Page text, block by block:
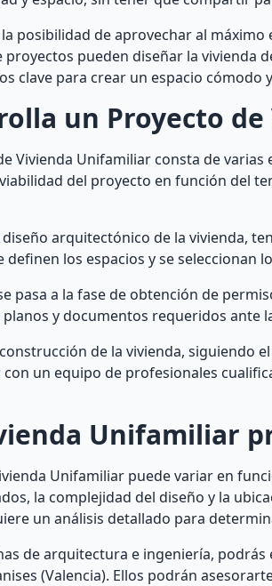
posibilidad de aprovechar al
proyectos pueden diseñar la vivienda
clave para crear un espacio cómodo
un Proyecto
Vivienda Unifamiliar consta de
del proyecto en función del
arquitectónico de la vivienda,
definen los espacios y se seleccionan
pasa a la fase de obtención de
y documentos requeridos ante
de la vivienda, siguiendo
un equipo de profesionales
Unifamiliar
Unifamiliar puede variar en
la complejidad del diseño y la
un análisis detallado para
de arquitectura e ingeniería,
(Valencia). Ellos podrán